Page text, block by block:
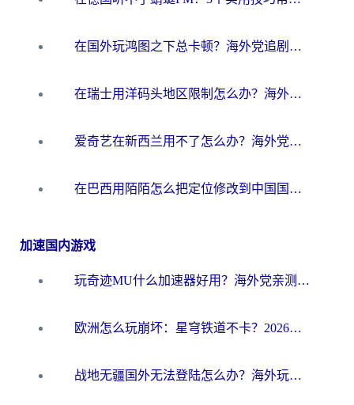
在国外玩鸿图之下总卡顿？海外党追剧听歌的3个实用解决方案
在瑞士用洋码头地区限制怎么办？海外华人必看的回国加速全攻略
爱奇艺在新西兰用不了怎么办？海外党亲测有效的回国加速方案
在巴西用陌陌怎么把定位修改到中国国内？海外党必看的回国加速全攻略
加速国内游戏
玩奇迹MU什么加速器好用？海外党亲测：这款加速器让你告别延迟卡顿！
欧洲怎么玩崩坏：星穹铁道不卡？2026海外玩家国服游戏加速器终极攻略
战地无疆国外无法登陆怎么办？海外玩家国服畅玩终极指南（附欧服魔兽EVE加速方案）